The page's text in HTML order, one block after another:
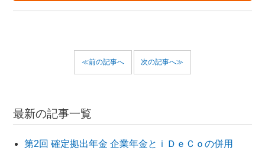
≪前の記事へ 次の記事へ≫
最新の記事一覧
第2回 確定拠出年金 企業年金とｉＤｅＣｏの併用